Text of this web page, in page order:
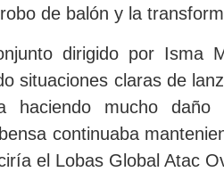
de balón y la
dirigido por Isma
situaciones claras de
haciendo mucho
continuaba
el Lobas Global Atac